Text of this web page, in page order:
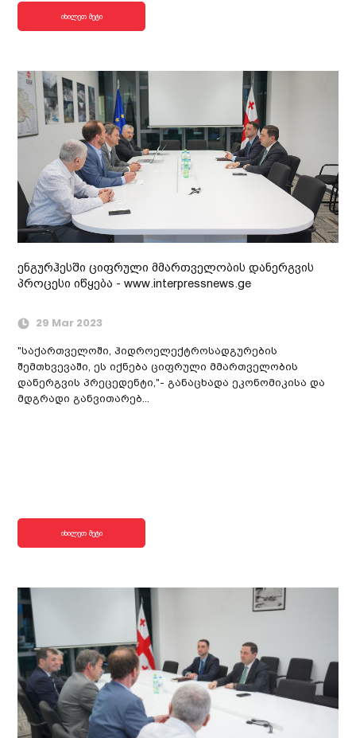
იხილეთ მეტი
ენგურჰესში ციფრული მმართველობის დანერგვის
პროცესი იწყება - www.interpressnews.ge
29 Mar 2023
"საქართველოში, ჰიდროელექტროსადგურების
შემთხვევაში, ეს იქნება ციფრული მმართველობის
დანერგვის პრეცედენტი,"- განაცხადა ეკონომიკისა და
მდგრადი განვითარებ...
იხილეთ მეტი